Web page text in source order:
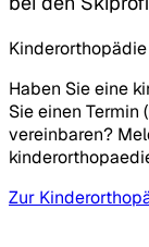
Kinderorthopädie
Haben Sie eine
Sie einen
vereinbaren?
Zur